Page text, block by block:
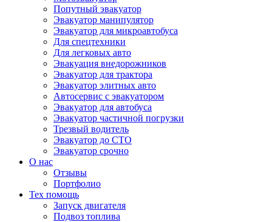
Попутный эвакуатор
Эвакуатор манипулятор
Эвакуатор для микроавтобуса
Для спецтехники
Для легковых авто
Эвакуация внедорожников
Эвакуатор для трактора
Эвакуатор элитных авто
Автосервис с эвакуатором
Эвакуатор для автобуса
Эвакуатор частичной погрузки
Трезвый водитель
Эвакуатор до СТО
Эвакуатор срочно
О нас
Отзывы
Портфолио
Тех помощь
Запуск двигателя
Подвоз топлива